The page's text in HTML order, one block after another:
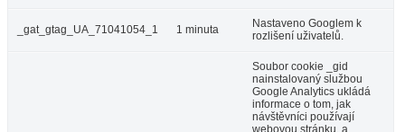
_gat_gtag_UA_71041054_1 1 minuta
Nastaveno Googlem k
rozlišení uživatelů.
Soubor cookie _gid
nainstalovaný službou
Google Analytics ukládá
informace o tom, jak
návštěvníci používají
webovou stránku, a